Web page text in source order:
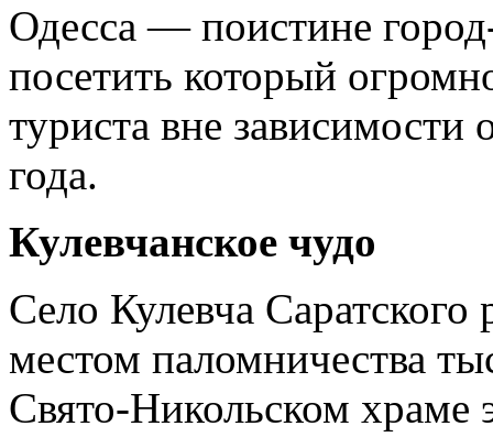
Одесса — поистине
посетить который
туриста вне зависимости
года.
Кулевчанское чудо
Село Кулевча Саратского
местом паломничества
Свято-Никольском храме